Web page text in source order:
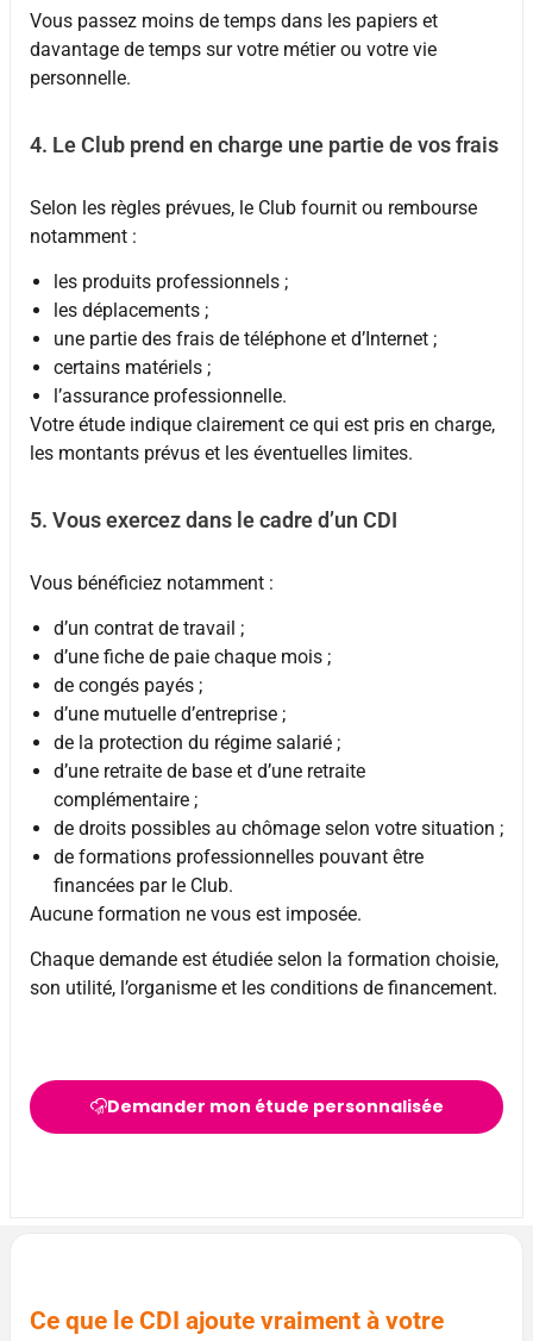
Vous passez moins de temps dans les papiers et
davantage de temps sur votre métier ou votre vie
personnelle.
4. Le Club prend en charge une partie de vos frais
Selon les règles prévues, le Club fournit ou rembourse
notamment :
les produits professionnels ;
les déplacements ;
une partie des frais de téléphone et d’Internet ;
certains matériels ;
l’assurance professionnelle.
Votre étude indique clairement ce qui est pris en charge,
les montants prévus et les éventuelles limites.
5. Vous exercez dans le cadre d’un CDI
Vous bénéficiez notamment :
d’un contrat de travail ;
d’une fiche de paie chaque mois ;
de congés payés ;
d’une mutuelle d’entreprise ;
de la protection du régime salarié ;
d’une retraite de base et d’une retraite
complémentaire ;
de droits possibles au chômage selon votre situation ;
de formations professionnelles pouvant être
financées par le Club.
Aucune formation ne vous est imposée.
Chaque demande est étudiée selon la formation choisie,
son utilité, l’organisme et les conditions de financement.
Demander mon étude personnalisée
Ce que le CDI ajoute vraiment à votre